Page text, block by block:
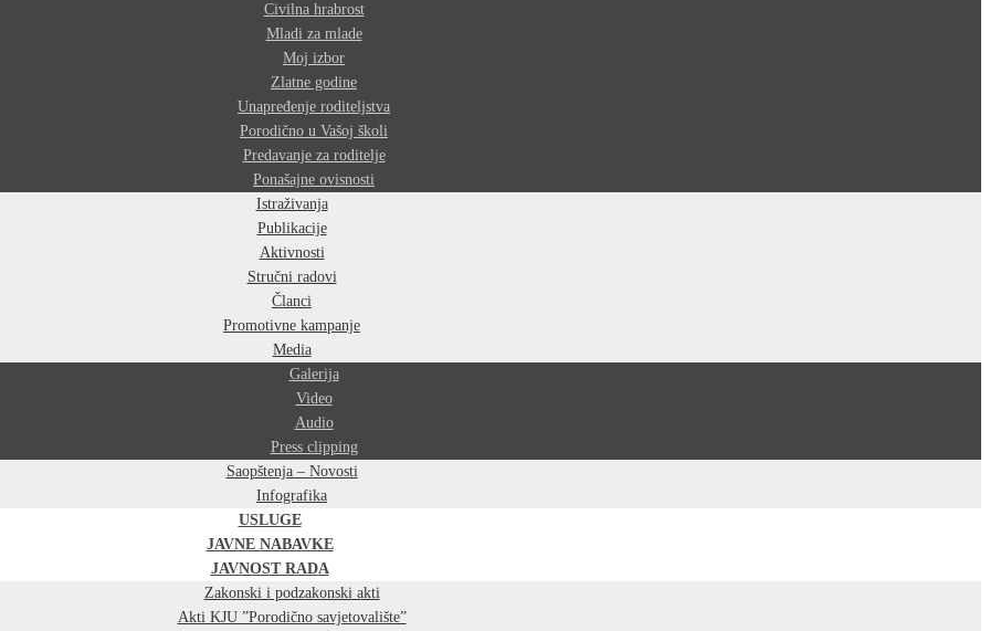
Civilna hrabrost
Mladi za mlade
Moj izbor
Zlatne godine
Unapređenje roditeljstva
Porodično u Vašoj školi
Predavanje za roditelje
Ponašajne ovisnosti
Istraživanja
Publikacije
Aktivnosti
Stručni radovi
Članci
Promotivne kampanje
Media
Galerija
Video
Audio
Press clipping
Saopštenja – Novosti
Infografika
USLUGE
JAVNE NABAVKE
JAVNOST RADA
Zakonski i podzakonski akti
Akti KJU ”Porodično savjetovalište”